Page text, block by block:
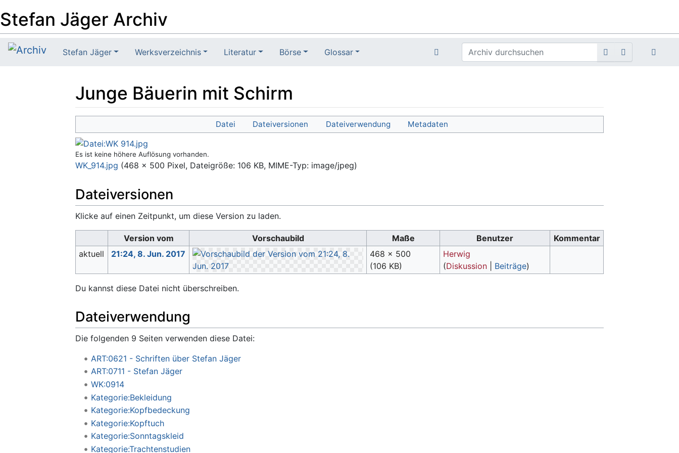
Stefan Jäger Archiv
Stefan Jäger Werksverzeichnis Literatur Börse Glossar
Junge Bäuerin mit Schirm
Datei Dateiversionen Dateiverwendung Metadaten
Es ist keine höhere Auflösung vorhanden.
WK_914.jpg (468 × 500 Pixel, Dateigröße: 106 KB, MIME-Typ: image/jpeg)
Dateiversionen
Klicke auf einen Zeitpunkt, um diese Version zu laden.
Version vom Vorschaubild Maße Benutzer
Kommentar
aktuell
21:24, 8. Jun. 2017
468 × 500
(106 KB)
Herwig
(Diskussion Beiträge)
Du kannst diese Datei nicht überschreiben.
Dateiverwendung
Die folgenden 9 Seiten verwenden diese Datei:
ART:0621 - Schriften über Stefan Jäger
ART:0711 - Stefan Jäger
WK:0914
Kategorie:Bekleidung
Kategorie:Kopfbedeckung
Kategorie:Kopftuch
Kategorie:Sonntagskleid
Kategorie:Trachtenstudien